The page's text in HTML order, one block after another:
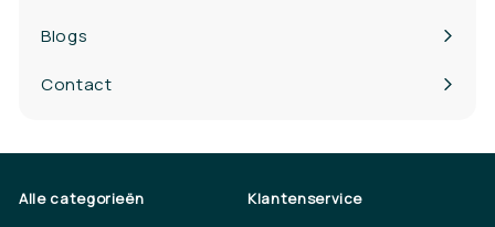
Blogs
Contact
Alle categorieën Klantenservice